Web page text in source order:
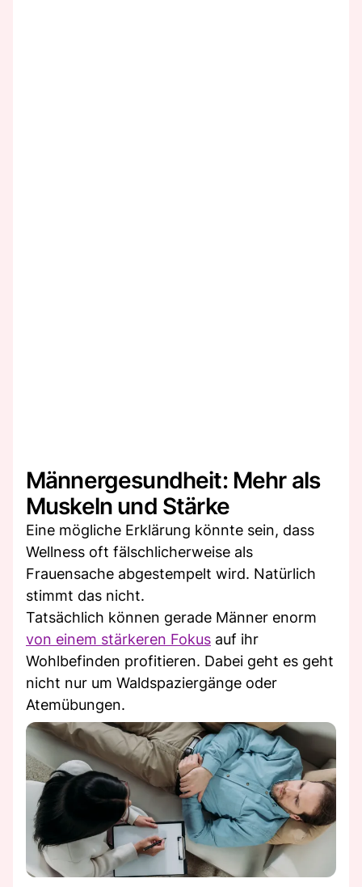
Männergesundheit: Mehr als
Muskeln und Stärke
Eine mögliche Erklärung könnte sein, dass
Wellness oft fälschlicherweise als
Frauensache abgestempelt wird. Natürlich
stimmt das nicht.
Tatsächlich können gerade Männer enorm
von einem stärkeren Fokus auf ihr
Wohlbefinden profitieren. Dabei geht es geht
nicht nur um Waldspaziergänge oder
Atemübungen.